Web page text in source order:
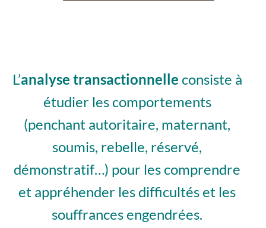
L’analyse transactionnelle consiste à
étudier les comportements
(penchant autoritaire, maternant,
soumis, rebelle, réservé,
démonstratif…) pour les comprendre
et appréhender les difficultés et les
souffrances engendrées.